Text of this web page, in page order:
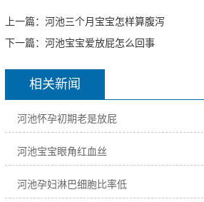
上一篇： 河池三个月宝宝怎样算腹泻
下一篇： 河池宝宝爱放屁怎么回事
相关新闻
河池怀孕初期老是放屁
河池宝宝眼角红血丝
河池孕妇淋巴细胞比率低